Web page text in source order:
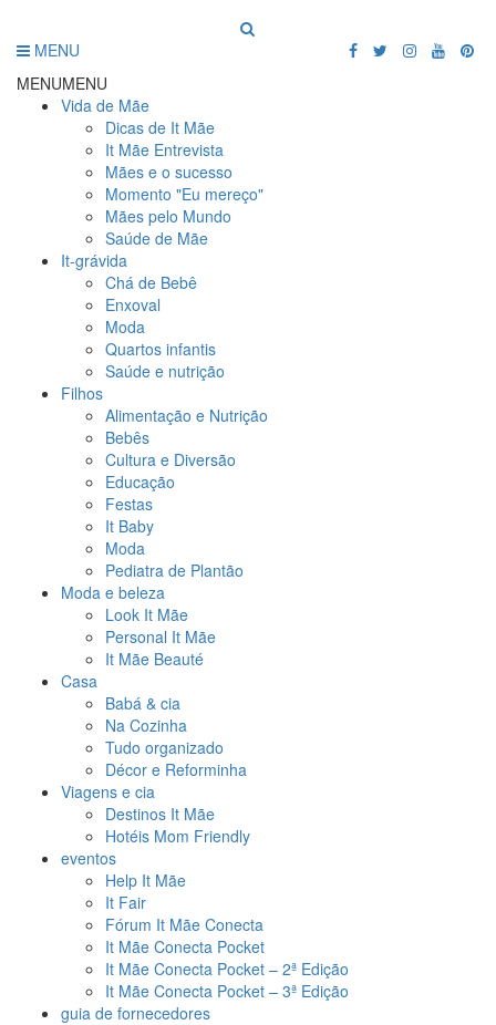
MENU
MENUMENU
Vida de Mãe
Dicas de It Mãe
It Mãe Entrevista
Mães e o sucesso
Momento "Eu mereço"
Mães pelo Mundo
Saúde de Mãe
It-grávida
Chá de Bebê
Enxoval
Moda
Quartos infantis
Saúde e nutrição
Filhos
Alimentação e Nutrição
Bebês
Cultura e Diversão
Educação
Festas
It Baby
Moda
Pediatra de Plantão
Moda e beleza
Look It Mãe
Personal It Mãe
It Mãe Beauté
Casa
Babá & cia
Na Cozinha
Tudo organizado
Décor e Reforminha
Viagens e cia
Destinos It Mãe
Hotéis Mom Friendly
eventos
Help It Mãe
It Fair
Fórum It Mãe Conecta
It Mãe Conecta Pocket
It Mãe Conecta Pocket – 2ª Edição
It Mãe Conecta Pocket – 3ª Edição
guia de fornecedores